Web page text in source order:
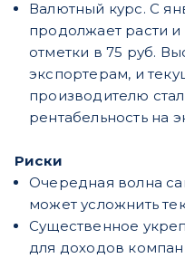
Валютный курс. С
продолжает расти
отметки в 75 руб.
экспортерам, и
производителю
рентабельность на
Риски
Очередная волна
может усложнить
Существенное
для доходов